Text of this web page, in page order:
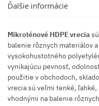
Ďalšie informácie
Mikroténové HDPE vrecia
balenie rôznych materiálov
vysokohustotného
vynikajúcu pevnosť,
použitie v obchodoch,
vrecia sú veľmi tenké,
vhodnými na balenie